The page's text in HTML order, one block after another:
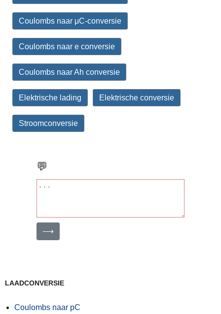
Coulombs naar μC-conversie
Coulombs naar e conversie
Coulombs naar Ah conversie
Elektrische lading Elektrische conversie
Stroomconversie
💬
⟶
LAADCONVERSIE
Coulombs naar pC